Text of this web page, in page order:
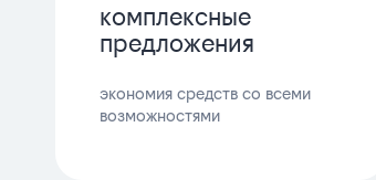
комплексные
предложения
экономия средств со всеми
возможностями